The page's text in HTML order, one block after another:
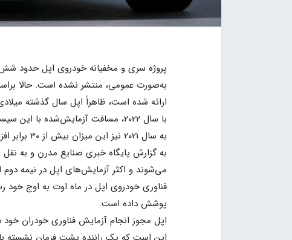
پروژه سری و مخفیانه خودروی اپل حدود شش
به‌صورت عمومی، منتشر نشده است. حالا
ارائه شده است، ظاهراً اپل سال گذشته
با سال 2022، مسافت آزمایش‌شده با
به سال 2021 نیز این میزان بیش از 30 برابر افزایش یافته است.
می‌شوند و اکثر آزمایش‌های اپل در نیمه
پوشش داده است.
اپل مجوز انجام آزمایش فناوری خودران خود